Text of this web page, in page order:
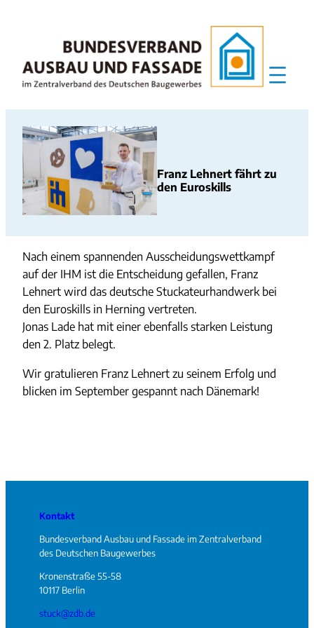
Franz Lehnert fährt zu
den Euroskills
Nach einem spannenden Ausscheidungswettkampf
auf der IHM ist die Entscheidung gefallen, Franz
Lehnert wird das deutsche Stuckateurhandwerk bei
den Euroskills in Herning vertreten.
Jonas Lade hat mit einer ebenfalls starken Leistung
den 2. Platz belegt.
Wir gratulieren Franz Lehnert zu seinem Erfolg und
blicken im September gespannt nach Dänemark!
Kontakt
Bundesverband Ausbau und Fassade im Zentralverband
des Deutschen Baugewerbes
Kronenstraße 55-58
10117 Berlin
stuck@zdb.de